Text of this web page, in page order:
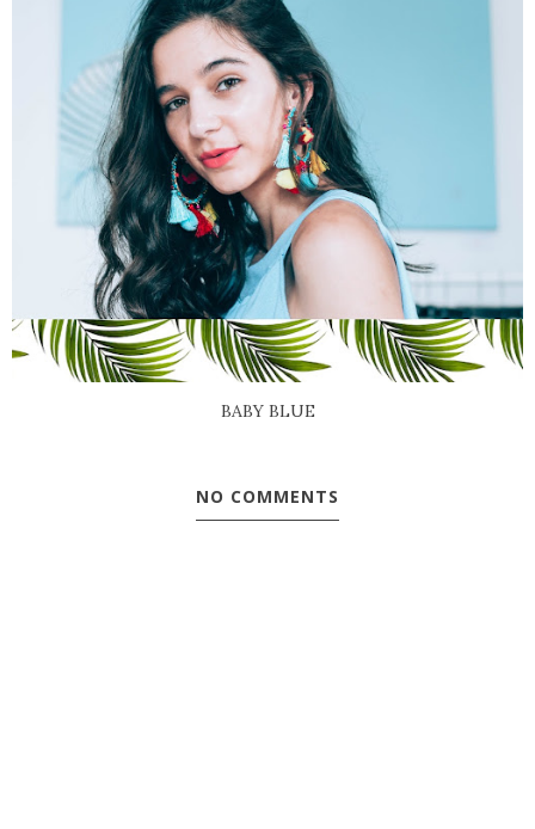
BABY BLUE
NO COMMENTS